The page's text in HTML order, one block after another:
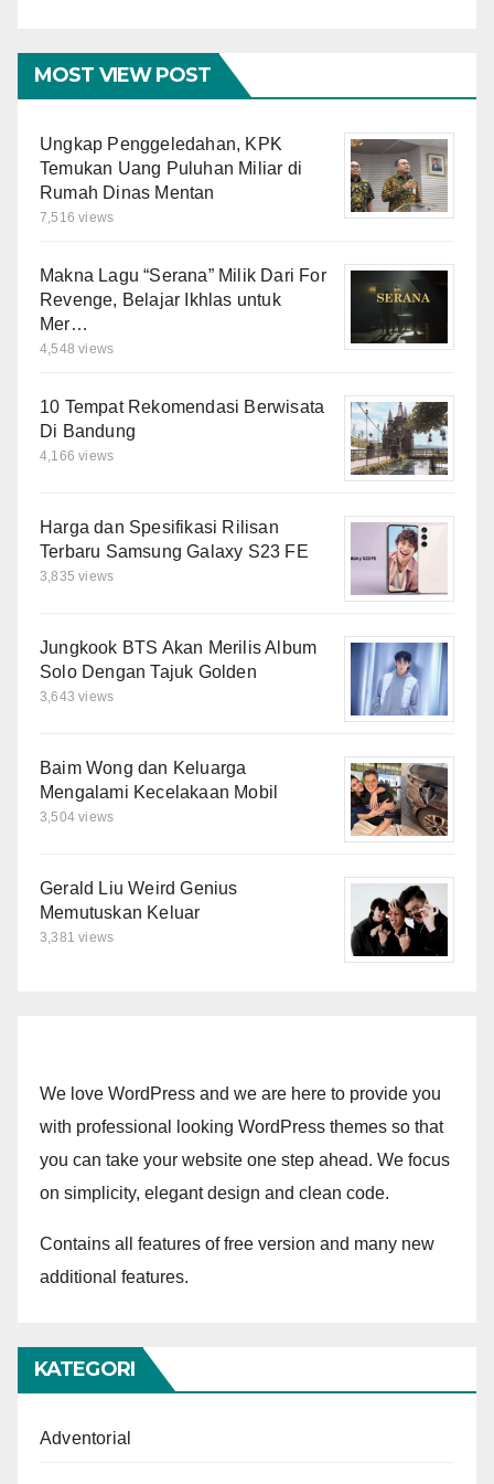
MOST VIEW POST
Ungkap Penggeledahan, KPK
Temukan Uang Puluhan Miliar di
Rumah Dinas Mentan
7,516 views
Makna Lagu “Serana” Milik Dari For
Revenge, Belajar Ikhlas untuk
Mer…
4,548 views
10 Tempat Rekomendasi Berwisata
Di Bandung
4,166 views
Harga dan Spesifikasi Rilisan
Terbaru Samsung Galaxy S23 FE
3,835 views
Jungkook BTS Akan Merilis Album
Solo Dengan Tajuk Golden
3,643 views
Baim Wong dan Keluarga
Mengalami Kecelakaan Mobil
3,504 views
Gerald Liu Weird Genius
Memutuskan Keluar
3,381 views
We love WordPress and we are here to provide you
with professional looking WordPress themes so that
you can take your website one step ahead. We focus
on simplicity, elegant design and clean code.
Contains all features of free version and many new
additional features.
KATEGORI
Adventorial